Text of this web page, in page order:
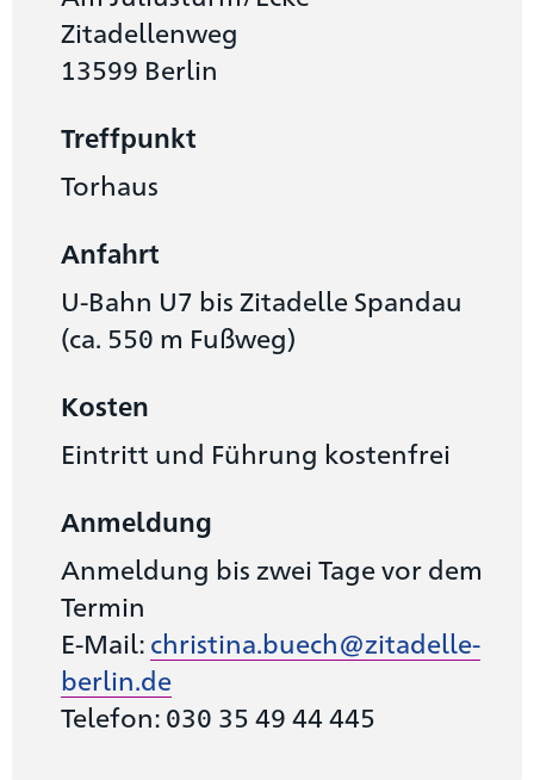
Zitadellenweg
13599 Berlin
Treffpunkt
Torhaus
Anfahrt
U-Bahn U7 bis Zitadelle Spandau
(ca. 550 m Fußweg)
Kosten
Eintritt und Führung kostenfrei
Anmeldung
Anmeldung bis zwei Tage vor dem
Termin
E-Mail: christina.buech@zitadelle-
berlin.de
Telefon: 030 35 49 44 445